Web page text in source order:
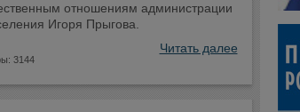
отношениям администрации
Игоря Прыгова.
Читать далее
3144